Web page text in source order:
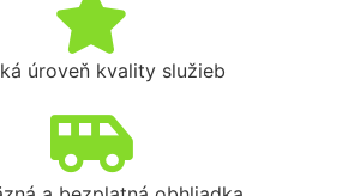
úroveň kvality služieb